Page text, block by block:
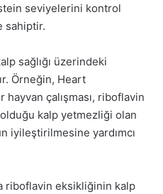
seviyelerini kontrol
sahiptir.
sağlığı üzerindeki
Örneğin, Heart
hayvan çalışması, riboflavin
kalp yetmezliği olan
iyileştirilmesine yardımcı
riboflavin eksikliğinin kalp